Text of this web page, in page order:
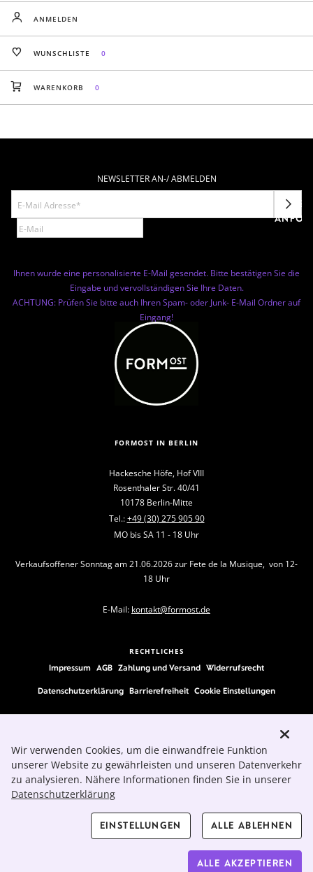
ANMELDEN
WUNSCHLISTE 0
WARENKORB 0
NEWSLETTER AN-/ ABMELDEN
Ihnen wurde eine personalisierte E-Mail gesendet. Bitte bestätigen Sie die
Eingabe und vervollständigen Sie Ihre Daten.
ACHTUNG: Prüfen Sie bitte auch Ihren Spam- oder Junk- E-Mail Ordner auf
Eingang!
FORMOST IN BERLIN
Hackesche Höfe, Hof VIII
Rosenthaler Str. 40/41
10178 Berlin-Mitte
Tel.:+49 (30) 275 905 90
MO bis SA 11 - 18 Uhr
Verkaufsoffener Sonntag am 21.06.2026 zur Fete de la Musique, von 12-
18 Uhr
E-Mail: kontakt@formost.de
RECHTLICHES
Impressum AGB Zahlung und Versand Widerrufsrecht
Datenschutzerklärung Barrierefreiheit Cookie Einstellungen
Wir verwenden Cookies, um die einwandfreie Funktion
unserer Website zu gewährleisten und unseren Datenverkehr
zu analysieren. Nähere Informationen finden Sie in unserer
Datenschutzerklärung
EINSTELLUNGEN ALLE ABLEHNEN
ALLE AKZEPTIEREN